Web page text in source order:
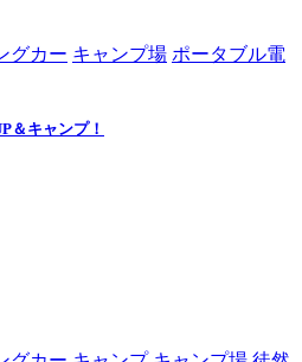
グカー キャンプ場 ポータブル電
＆キャンプ！